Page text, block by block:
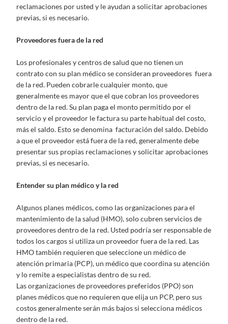
reclamaciones por usted y le ayudan a solicitar aprobaciones
previas, si es necesario.
Proveedores fuera de la red
Los profesionales y centros de salud que no tienen un
contrato con su plan médico se consideran proveedores fuera
de la red. Pueden cobrarle cualquier monto, que
generalmente es mayor que el que cobran los proveedores
dentro de la red. Su plan paga el monto permitido por el
servicio y el proveedor le factura su parte habitual del costo,
más el saldo. Esto se denomina facturación del saldo. Debido
a que el proveedor está fuera de la red, generalmente debe
presentar sus propias reclamaciones y solicitar aprobaciones
previas, si es necesario.
Entender su plan médico y la red
Algunos planes médicos, como las organizaciones para el
mantenimiento de la salud (HMO), solo cubren servicios de
proveedores dentro de la red. Usted podría ser responsable de
todos los cargos si utiliza un proveedor fuera de la red. Las
HMO también requieren que seleccione un médico de
atención primaria (PCP), un médico que coordina su atención
y lo remite a especialistas dentro de su red.
Las organizaciones de proveedores preferidos (PPO) son
planes médicos que no requieren que elija un PCP, pero sus
costos generalmente serán más bajos si selecciona médicos
dentro de la red.